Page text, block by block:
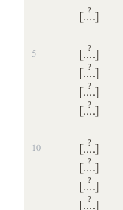
[..
?
..]
5 [..
?
..]
[..
?
..]
[..
?
..]
[..
?
..]
10 [..
?
..]
[..
?
..]
[..
?
..]
[..
?
..]